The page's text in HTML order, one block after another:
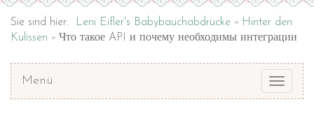
Sie sind hier: Leni Eifler's Babybauchabdrücke
Hinter den
Kulissen
Что такое API и почему необходимы интеграции
Toggle
Menü